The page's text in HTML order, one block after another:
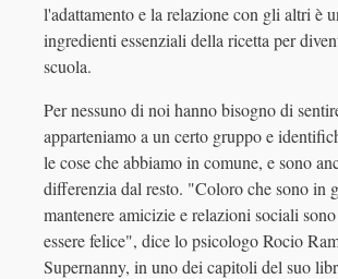
l'adattamento e la relazione con gli altri è
ingredienti essenziali della ricetta per
scuola.
Per nessuno di noi hanno bisogno di
apparteniamo a un certo gruppo e
le cose che abbiamo in comune, e sono
differenzia dal resto. "Coloro che sono in
mantenere amicizie e relazioni sociali
essere felice", dice lo psicologo Rocio
Supernanny, in uno dei capitoli del suo